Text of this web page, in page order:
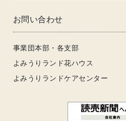
お問い合わせ
事業団本部・各支部
よみうりランド花ハウス
よみうりランドケアセンター